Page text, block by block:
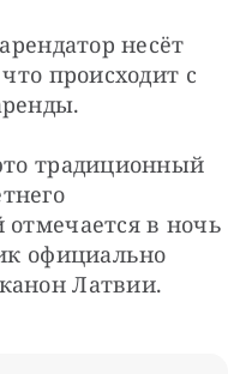
несёт
происходит с
традиционный
отмечается в ночь
официально
Латвии.